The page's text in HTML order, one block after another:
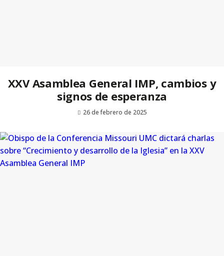
XXV Asamblea General IMP, cambios y
signos de esperanza
26 de febrero de 2025